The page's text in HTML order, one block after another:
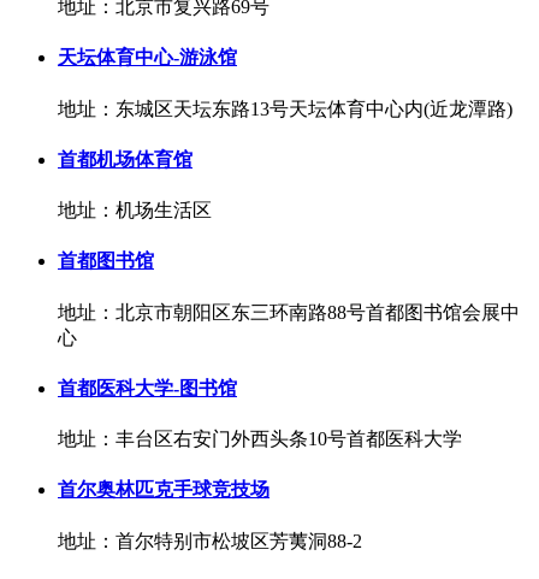
地址：北京市复兴路69号
天坛体育中心-游泳馆
地址：东城区天坛东路13号天坛体育中心内(近龙潭路)
首都机场体育馆
地址：机场生活区
首都图书馆
地址：北京市朝阳区东三环南路88号首都图书馆会展中
心
首都医科大学-图书馆
地址：丰台区右安门外西头条10号首都医科大学
首尔奥林匹克手球竞技场
地址：首尔特别市松坡区芳荑洞88-2